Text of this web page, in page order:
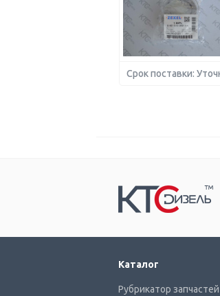
Срок поставки:
Каталог
Рубрикатор запчастей